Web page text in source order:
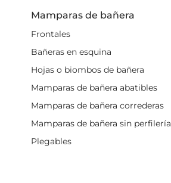
Mamparas de bañera
Frontales
Bañeras en esquina
Hojas o biombos de bañera
Mamparas de bañera abatibles
Mamparas de bañera correderas
Mamparas de bañera sin perfilería
Plegables